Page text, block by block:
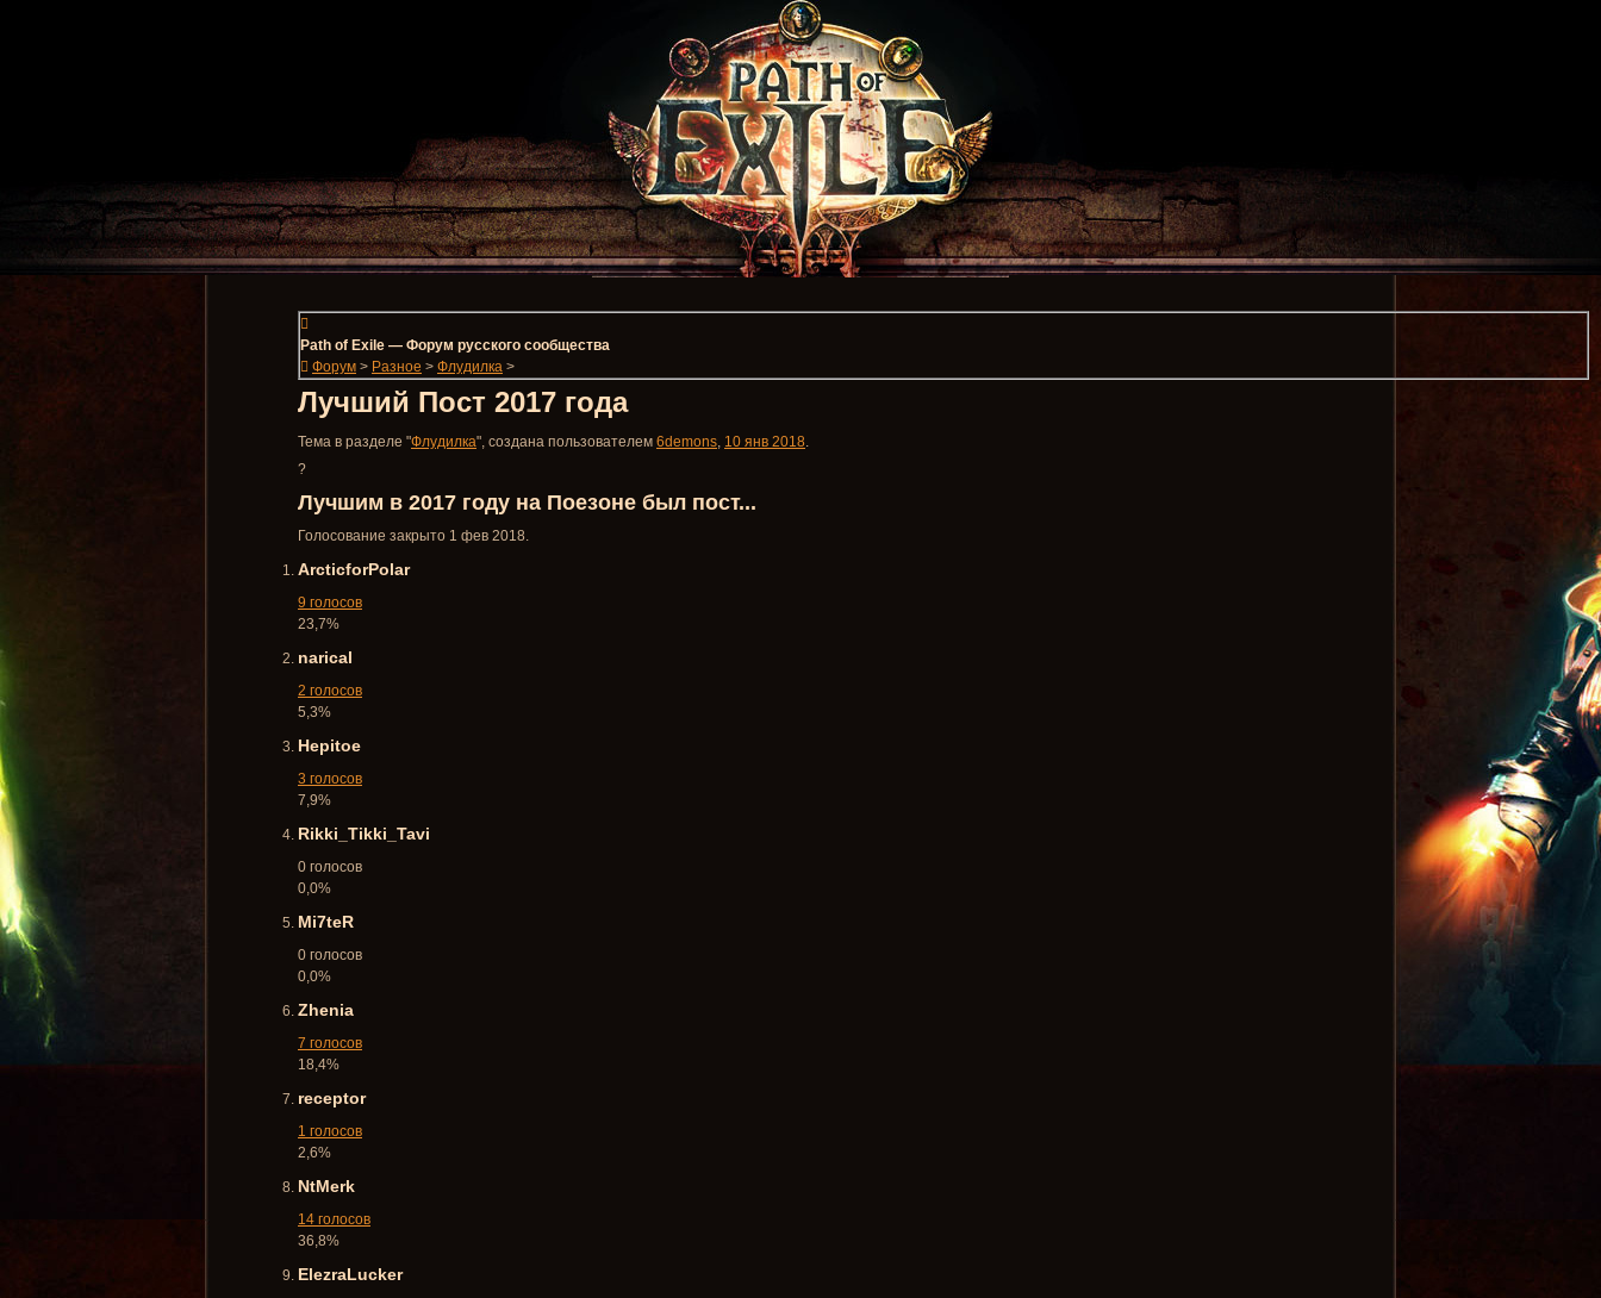
Path of Exile — Форум русского сообщества
Форум > Разное > Флудилка >
Лучший Пост 2017 года
Тема в разделе "Флудилка", создана пользователем 6demons, 10 янв 2018.
?
Лучшим в 2017 году на Поезоне был пост...
Голосование закрыто 1 фев 2018.
ArcticforPolar
9 голосов
23,7%
narical
2 голосов
5,3%
Hepitoe
3 голосов
7,9%
Rikki_Tikki_Tavi
0 голосов
0,0%
Mi7teR
0 голосов
0,0%
Zhenia
7 голосов
18,4%
receptor
1 голосов
2,6%
NtMerk
14 голосов
36,8%
ElezraLucker